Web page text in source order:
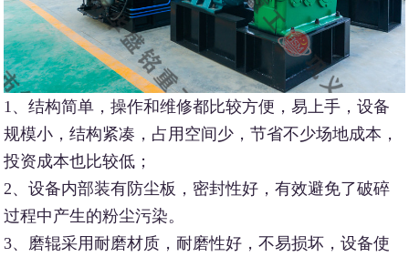
1、结构简单，操作和维修都比较方便，易上手，设备
规模小，结构紧凑，占用空间少，节省不少场地成本，
投资成本也比较低；
2、设备内部装有防尘板，密封性好，有效避免了破碎
过程中产生的粉尘污染。
3、磨辊采用耐磨材质，耐磨性好，不易损坏，设备使